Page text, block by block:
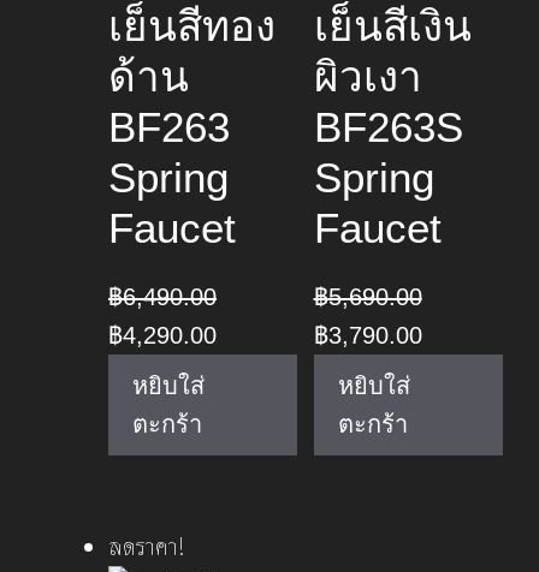
เย็นสีทอง
ด้าน
BF263
Spring
Faucet
฿6,490.00
Original
price
฿6,490.00.
฿4,290.00Current
฿4,290.00.
หยิบใส่
ตะกร้า
เย็นสีเงิน
ผิวเงา
BF263S
Spring
Faucet
฿5,690.00
Original
price
฿5,690.00.
฿3,790.00Current
฿3,790.00.
หยิบใส่
ตะกร้า
ลดราคา!